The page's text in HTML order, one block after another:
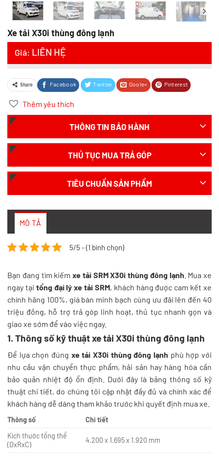
Xe tải X30i thùng đông lạnh
Giá: LIÊN HỆ
Facebook Twitter Goole+ Pinterest
Thêm yêu thích
THÔNG TIN BẢO HÀNH
THỦ TỤC MUA TRẢ GÓP
TIÊU CHUẨN SẢN PHẨM
MÔ TẢ
5/5 - (1 bình chọn)
Bạn đang tìm kiếm xe tải SRM X30i thùng đông lạnh . Mua xe
ngay tại tổng đại lý xe tải SRM, khách hàng được cam kết xe
chính hãng 100%, giá bán minh bạch cùng ưu đãi lên đến 40
triệu đồng, hỗ trợ trả góp linh hoạt, thủ tục nhanh gọn và
giao xe sớm để vào việc ngay.
1. Thông số kỹ thuật xe tải X30i thùng đông lạnh
Để lựa chọn đúng xe tải X30i thùng đông lạnh phù hợp với
nhu cầu vận chuyển thực phẩm, hải sản hay hàng hóa cần
bảo quản nhiệt độ ổn định. Dưới đây là bảng thông số kỹ
thuật chi tiết, do chúng tôi cập nhật đầy đủ và chính xác để
khách hàng dễ dàng tham khảo trước khi quyết định mua xe.
Thông số
Chi tiết
Kích thước tổng thể
(DxRxC)
4.200 x 1.695 x 1.920 mm